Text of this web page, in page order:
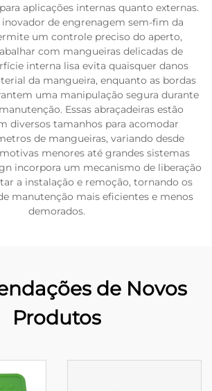
aplicações internas quanto externas.
de engrenagem sem-fim da
um controle preciso do aperto,
com mangueiras delicadas de
interna lisa evita quaisquer danos
da mangueira, enquanto as bordas
uma manipulação segura durante
Essas abraçadeiras estão
diversos tamanhos para acomodar
de mangueiras, variando desde
menores até grandes sistemas
incorpora um mecanismo de liberação
a instalação e remoção, tornando os
manutenção mais eficientes e menos
demorados.
de Novos
Produtos